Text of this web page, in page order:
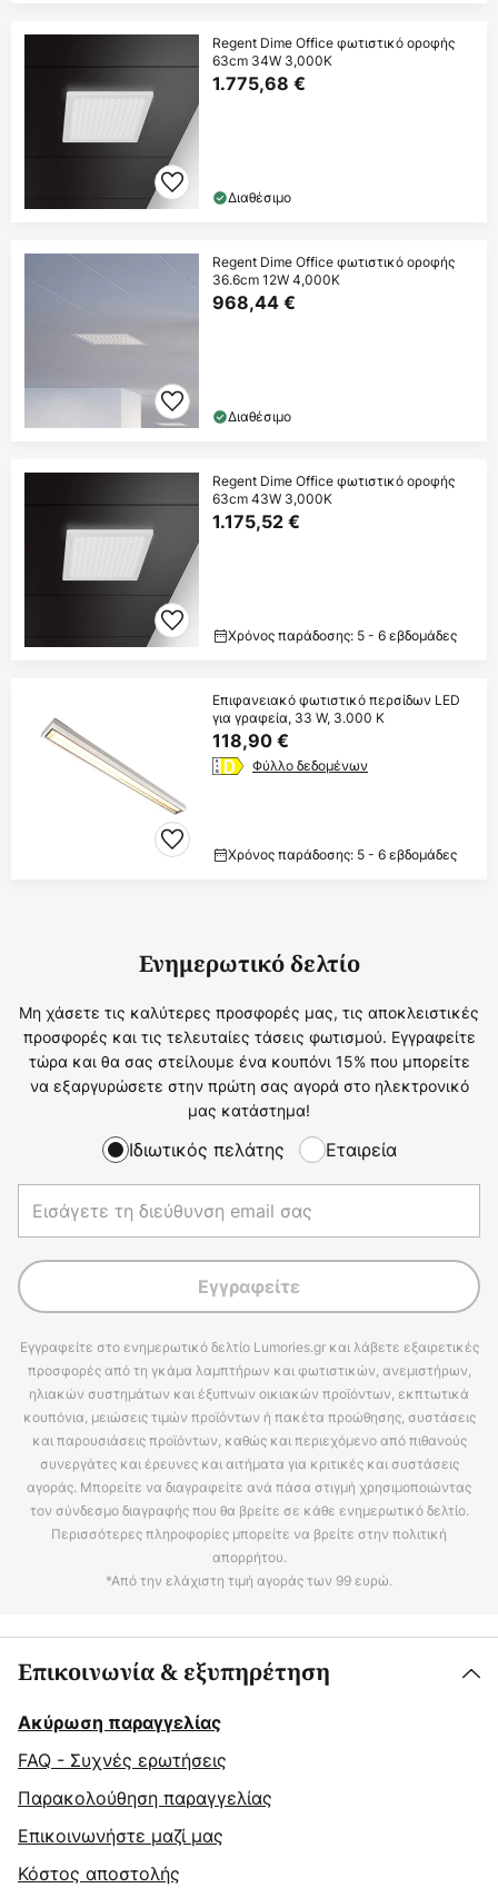
Regent Dime Office φωτιστικό οροφής
63cm 34W 3,000K
1.775,68 €
Διαθέσιμο
Regent Dime Office φωτιστικό οροφής
36.6cm 12W 4,000K
968,44 €
Διαθέσιμο
Regent Dime Office φωτιστικό οροφής
63cm 43W 3,000K
1.175,52 €
Χρόνος παράδοσης: 5 - 6 εβδομάδες
Επιφανειακό φωτιστικό περσίδων LED
για γραφεία, 33 W, 3.000 K
118,90 €
Φύλλο δεδομένων
Χρόνος παράδοσης: 5 - 6 εβδομάδες
Ενημερωτικό δελτίο
Μη χάσετε τις καλύτερες προσφορές μας, τις αποκλειστικές
προσφορές και τις τελευταίες τάσεις φωτισμού. Εγγραφείτε
τώρα και θα σας στείλουμε ένα κουπόνι 15% που μπορείτε
να εξαργυρώσετε στην πρώτη σας αγορά στο ηλεκτρονικό
μας κατάστημα!
Ιδιωτικός πελάτης Εταιρεία
Εγγραφείτε
Εγγραφείτε στο ενημερωτικό δελτίο Lumories.gr και λάβετε εξαιρετικές
προσφορές από τη γκάμα λαμπτήρων και φωτιστικών, ανεμιστήρων,
ηλιακών συστημάτων και έξυπνων οικιακών προϊόντων, εκπτωτικά
κουπόνια, μειώσεις τιμών προϊόντων ή πακέτα προώθησης, συστάσεις
και παρουσιάσεις προϊόντων, καθώς και περιεχόμενο από πιθανούς
συνεργάτες και έρευνες και αιτήματα για κριτικές και συστάσεις
αγοράς. Μπορείτε να διαγραφείτε ανά πάσα στιγμή χρησιμοποιώντας
τον σύνδεσμο διαγραφής που θα βρείτε σε κάθε ενημερωτικό δελτίο.
Περισσότερες πληροφορίες μπορείτε να βρείτε στην πολιτική
απορρήτου.
*Από την ελάχιστη τιμή αγοράς των 99 ευρώ.
Επικοινωνία & εξυπηρέτηση
Ακύρωση παραγγελίας
FAQ - Συχνές ερωτήσεις
Παρακολούθηση παραγγελίας
Επικοινωνήστε μαζί μας
Κόστος αποστολής